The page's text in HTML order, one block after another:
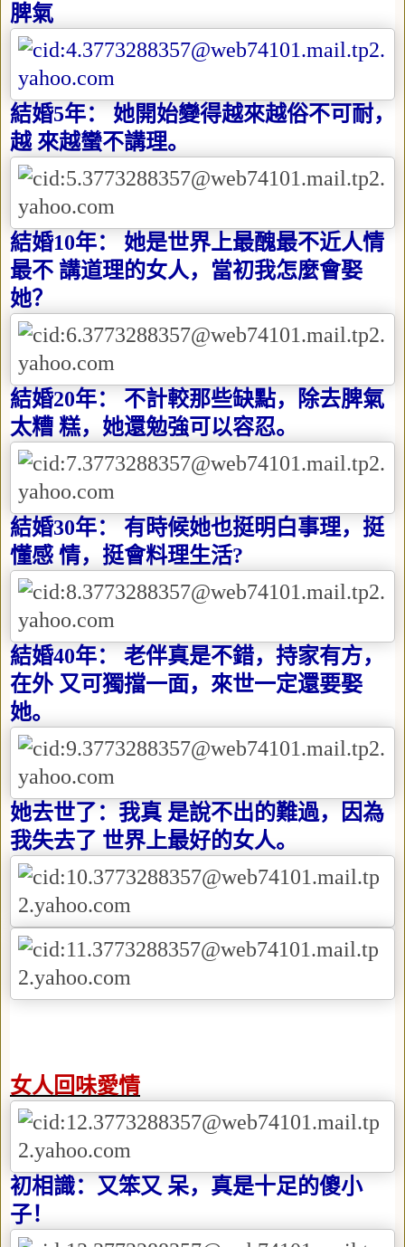
脾氣
結婚5年： 她開始變得越來越俗不可耐，
越 來越蠻不講理。
結婚10年： 她是世界上最醜最不近人情
最不 講道理的女人，當初我怎麼會娶
她？
結婚20年： 不計較那些缺點，除去脾氣
太糟 糕，她還勉強可以容忍。
結婚30年： 有時候她也挺明白事理，挺
懂感 情，挺會料理生活?
結婚40年： 老伴真是不錯，持家有方，
在外 又可獨擋一面，來世一定還要娶
她。
她去世了：我真 是說不出的難過，因為
我失去了 世界上最好的女人。
女人回味愛情
初相識：又笨又 呆，真是十足的傻小
子！